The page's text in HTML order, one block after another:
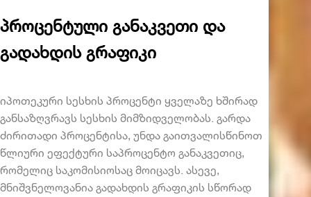
პროცენტული განაკვეთი და
გადახდის გრაფიკი
იპოთეკური სესხის პროცენტი ყველაზე ხშირად
განსაზღვრავს სესხის მიმზიდველობას. გარდა
ძირითადი პროცენტისა, უნდა გაითვალისწინოთ
წლიური ეფექტური საპროცენტო განაკვეთიც,
რომელიც საკომისიოსაც მოიცავს. ასევე,
მნიშვნელოვანია გადახდის გრაფიკის სწორად